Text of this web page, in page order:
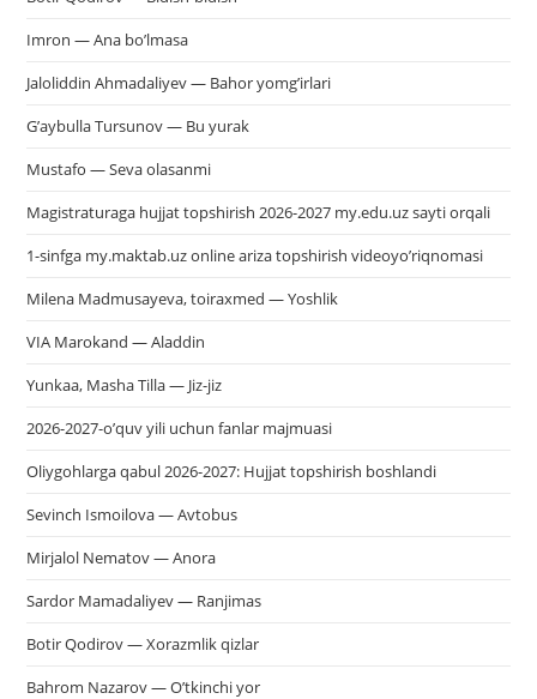
Imron — Ana bo’lmasa
Jaloliddin Ahmadaliyev — Bahor yomg’irlari
G’aybulla Tursunov — Bu yurak
Mustafo — Seva olasanmi
Magistraturaga hujjat topshirish 2026-2027 my.edu.uz sayti orqali
1-sinfga my.maktab.uz online ariza topshirish videoyo’riqnomasi
Milena Madmusayeva, toiraxmed — Yoshlik
VIA Marokand — Aladdin
Yunkaa, Masha Tilla — Jiz-jiz
2026-2027-o’quv yili uchun fanlar majmuasi
Oliygohlarga qabul 2026-2027: Hujjat topshirish boshlandi
Sevinch Ismoilova — Avtobus
Mirjalol Nematov — Anora
Sardor Mamadaliyev — Ranjimas
Botir Qodirov — Xorazmlik qizlar
Bahrom Nazarov — O’tkinchi yor